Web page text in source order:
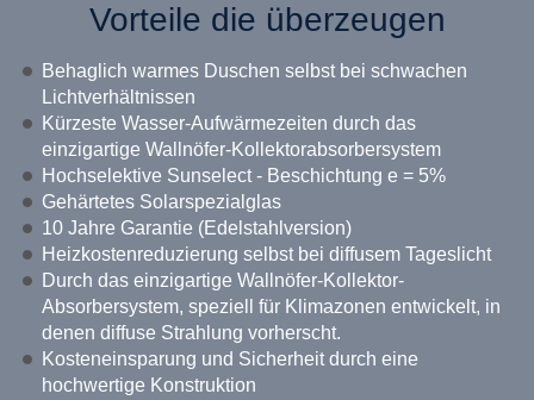
Vorteile die überzeugen
Behaglich warmes Duschen selbst bei schwachen
Lichtverhältnissen
Kürzeste Wasser-Aufwärmezeiten durch das
einzigartige Wallnöfer-Kollektorabsorbersystem
Hochselektive Sunselect - Beschichtung e = 5%
Gehärtetes Solarspezialglas
10 Jahre Garantie (Edelstahlversion)
Heizkostenreduzierung selbst bei diffusem Tageslicht
Durch das einzigartige Wallnöfer-Kollektor-
Absorbersystem, speziell für Klimazonen entwickelt, in
denen diffuse Strahlung vorherscht.
Kosteneinsparung und Sicherheit durch eine
hochwertige Konstruktion